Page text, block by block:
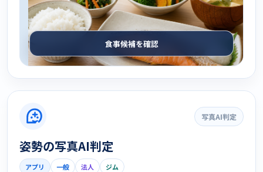
食事候補を確認
写真AI判定
姿勢の写真AI判定
アプリ 一般 法人 ジム